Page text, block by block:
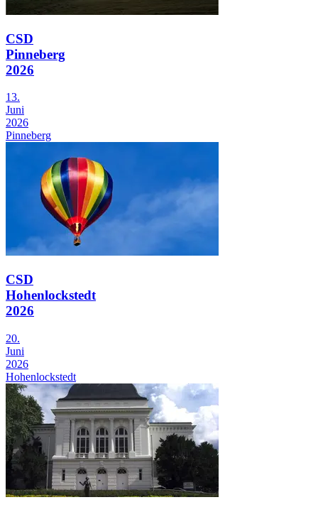
CSD
Pinneberg
2026
13.
Juni
2026
Pinneberg
CSD
Hohenlockstedt
2026
20.
Juni
2026
Hohenlockstedt